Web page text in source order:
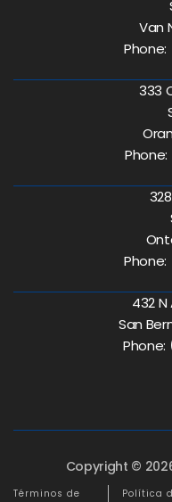
Van
Phone:
333
Phone:
Phone:
432
San
Phone:
Copyright ©
Términos de
Política